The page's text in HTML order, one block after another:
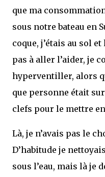
que ma
sous notre bateau en
coque, j’étais au sol
pas à aller l’aider, je
hyperventiller, alors
que personne était
clefs pour le mettre
Là, je n’avais pas le
D’habitude je
sous l’eau, mais là je